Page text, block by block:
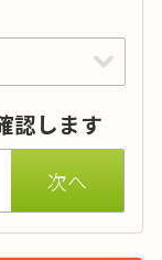
ます。
酵母使用の
認します